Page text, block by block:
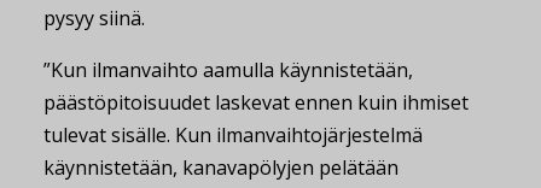
pysyy siinä.
”Kun ilmanvaihto aamulla käynnistetään,
päästöpitoisuudet laskevat ennen kuin ihmiset
tulevat sisälle. Kun ilmanvaihtojärjestelmä
käynnistetään, kanavapölyjen pelätään